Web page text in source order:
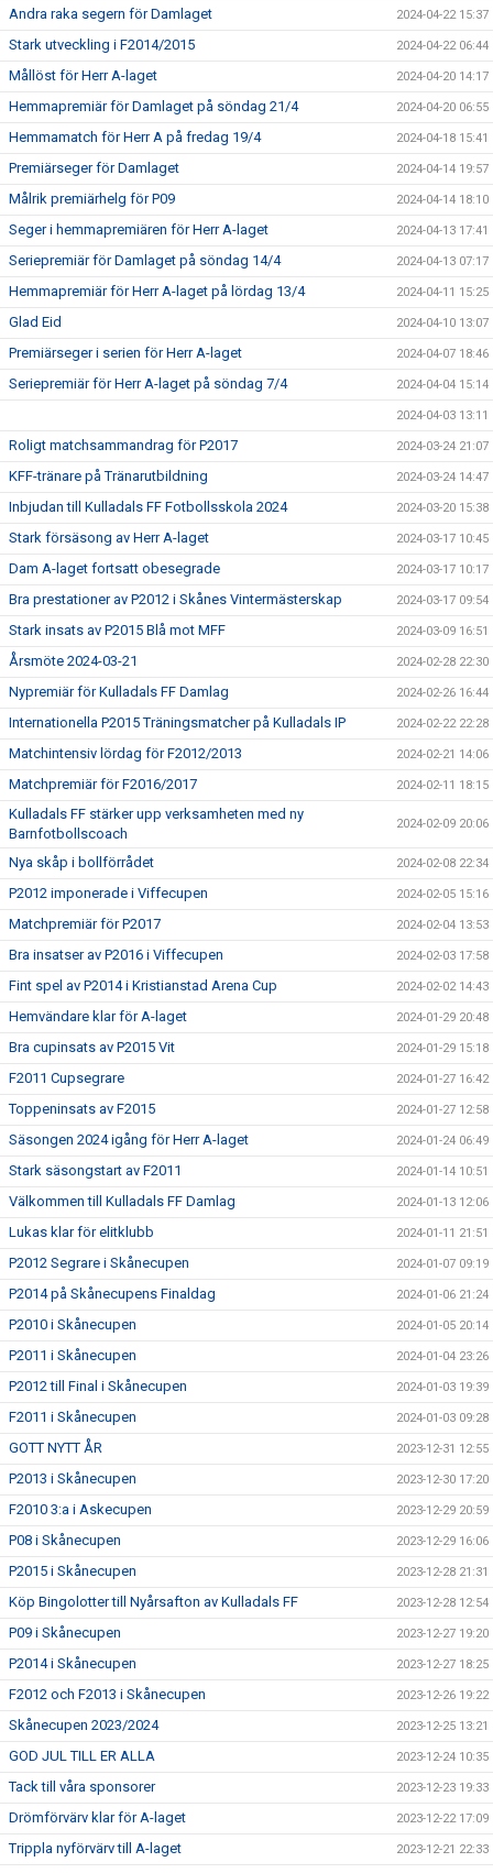
Andra raka segern för Damlaget 2024-04-22 15:37
Stark utveckling i F2014/2015 2024-04-22 06:44
Mållöst för Herr A-laget 2024-04-20 14:17
Hemmapremiär för Damlaget på söndag 21/4 2024-04-20 06:55
Hemmamatch för Herr A på fredag 19/4 2024-04-18 15:41
Premiärseger för Damlaget 2024-04-14 19:57
Målrik premiärhelg för P09 2024-04-14 18:10
Seger i hemmapremiären för Herr A-laget 2024-04-13 17:41
Seriepremiär för Damlaget på söndag 14/4 2024-04-13 07:17
Hemmapremiär för Herr A-laget på lördag 13/4 2024-04-11 15:25
Glad Eid 2024-04-10 13:07
Premiärseger i serien för Herr A-laget 2024-04-07 18:46
Seriepremiär för Herr A-laget på söndag 7/4 2024-04-04 15:14
2024-04-03 13:11
Roligt matchsammandrag för P2017 2024-03-24 21:07
KFF-tränare på Tränarutbildning 2024-03-24 14:47
Inbjudan till Kulladals FF Fotbollsskola 2024 2024-03-20 15:38
Stark försäsong av Herr A-laget 2024-03-17 10:45
Dam A-laget fortsatt obesegrade 2024-03-17 10:17
Bra prestationer av P2012 i Skånes Vintermästerskap 2024-03-17 09:54
Stark insats av P2015 Blå mot MFF 2024-03-09 16:51
Årsmöte 2024-03-21 2024-02-28 22:30
Nypremiär för Kulladals FF Damlag 2024-02-26 16:44
Internationella P2015 Träningsmatcher på Kulladals IP 2024-02-22 22:28
Matchintensiv lördag för F2012/2013 2024-02-21 14:06
Matchpremiär för F2016/2017 2024-02-11 18:15
Kulladals FF stärker upp verksamheten med ny
Barnfotbollscoach
2024-02-09 20:06
Nya skåp i bollförrådet 2024-02-08 22:34
P2012 imponerade i Viffecupen 2024-02-05 15:16
Matchpremiär för P2017 2024-02-04 13:53
Bra insatser av P2016 i Viffecupen 2024-02-03 17:58
Fint spel av P2014 i Kristianstad Arena Cup 2024-02-02 14:43
Hemvändare klar för A-laget 2024-01-29 20:48
Bra cupinsats av P2015 Vit 2024-01-29 15:18
F2011 Cupsegrare 2024-01-27 16:42
Toppeninsats av F2015 2024-01-27 12:58
Säsongen 2024 igång för Herr A-laget 2024-01-24 06:49
Stark säsongstart av F2011 2024-01-14 10:51
Välkommen till Kulladals FF Damlag 2024-01-13 12:06
Lukas klar för elitklubb 2024-01-11 21:51
P2012 Segrare i Skånecupen 2024-01-07 09:19
P2014 på Skånecupens Finaldag 2024-01-06 21:24
P2010 i Skånecupen 2024-01-05 20:14
P2011 i Skånecupen 2024-01-04 23:26
P2012 till Final i Skånecupen 2024-01-03 19:39
F2011 i Skånecupen 2024-01-03 09:28
GOTT NYTT ÅR 2023-12-31 12:55
P2013 i Skånecupen 2023-12-30 17:20
F2010 3:a i Askecupen 2023-12-29 20:59
P08 i Skånecupen 2023-12-29 16:06
P2015 i Skånecupen 2023-12-28 21:31
Köp Bingolotter till Nyårsafton av Kulladals FF 2023-12-28 12:54
P09 i Skånecupen 2023-12-27 19:20
P2014 i Skånecupen 2023-12-27 18:25
F2012 och F2013 i Skånecupen 2023-12-26 19:22
Skånecupen 2023/2024 2023-12-25 13:21
GOD JUL TILL ER ALLA 2023-12-24 10:35
Tack till våra sponsorer 2023-12-23 19:33
Drömförvärv klar för A-laget 2023-12-22 17:09
Trippla nyförvärv till A-laget 2023-12-21 22:33